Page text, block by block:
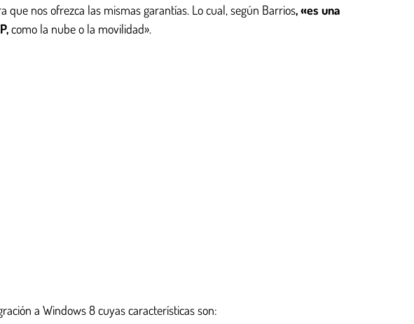
que nos ofrezca las mismas garantías. Lo cual, según Barrios, «es una
como la nube o la movilidad».
a Windows 8 cuyas características son: